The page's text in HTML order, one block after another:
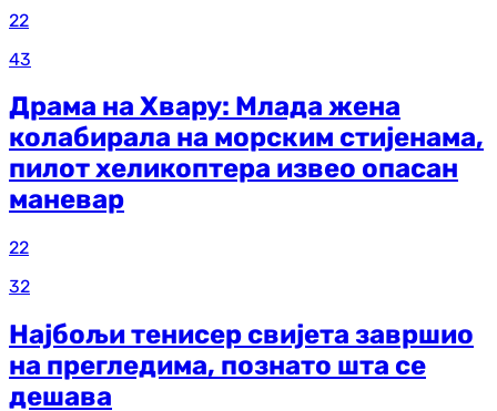
22
43
Драма на Хвару: Млада жена
колабирала на морским стијенама,
пилот хеликоптера извео опасан
маневар
22
32
Најбољи тенисер свијета завршио
на прегледима, познато шта се
дешава